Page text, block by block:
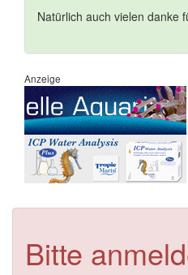
Natürlich auch vielen danke
Anzeige
Bitte